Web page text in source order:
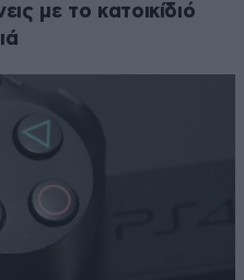
με το κατοικίδιό